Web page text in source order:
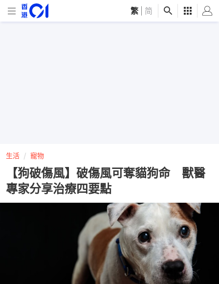
繁 简
生活 寵物
【狗破傷風】破傷風可奪貓狗命 獸醫
專家分享治療四要點